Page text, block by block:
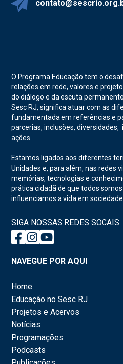
O Programa Educação tem o
relações em rede, valores e
do diálogo e da escuta
Sesc RJ, significa atuar com as
fundamentada em referências e
parcerias, inclusões,
ações.
Estamos ligados aos diferentes
Unidades e, para além, nas redes
memórias, tecnologias e
prática cidadã de que todos
influenciamos a vida em sociedade.
SIGA NOSSAS REDES SOCAIS
NAVEGUE POR AQUI
Home
Educação no Sesc RJ
Projetos e Acervos
Notícias
Programações
Podcasts